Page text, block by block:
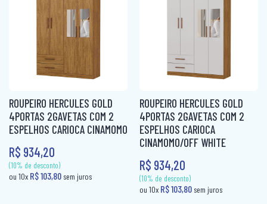
(10% de desconto)
ou 10xR$ 79,00
(10% de desconto)
ou 10x
ROUPEIRO HERCULES GOLD
4PORTAS 2GAVETAS COM 2
ESPELHOS CARIOCA CINAMOMO
R$ 934,20
ROUPEIRO HERCULES GOLD
4PORTAS 2GAVETAS COM 2
ESPELHOS CARIOCA
CINAMOMO/OFF WHITE
R$ 934,20